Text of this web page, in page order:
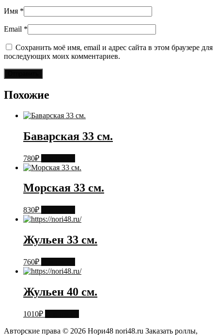
Имя *
Email *
Сохранить моё имя, email и адрес сайта в этом браузере для
последующих моих комментариев.
Похожие
Баварская 33 см.
780₽
Морская 33 см.
830₽
Жульен 33 см.
760₽
Жульен 40 см.
1010₽
Авторские права © 2026 Нори48 nori48.ru Заказать роллы,